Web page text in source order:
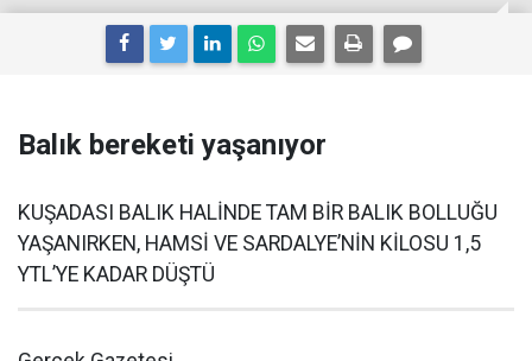
Balık bereketi yaşanıyor
KUŞADASI BALIK HALİNDE TAM BİR BALIK BOLLUĞU
YAŞANIRKEN, HAMSİ VE SARDALYE’NİN KİLOSU 1,5
YTL’YE KADAR DÜŞTÜ